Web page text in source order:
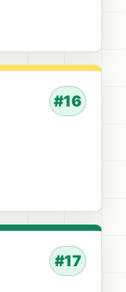
#16
#17